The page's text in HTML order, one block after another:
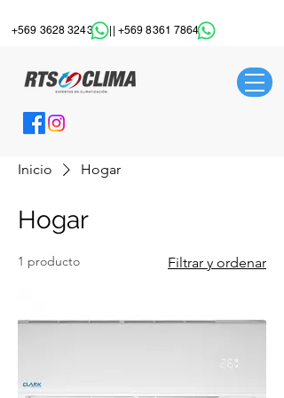
+569 3628 3243|| +569 8361 7864
Inicio Hogar
Hogar
1 producto Filtrar y ordenar